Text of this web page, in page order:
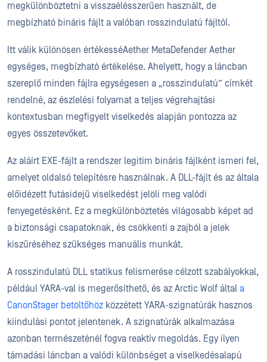
megkülönböztetni a visszaélésszerűen használt, de
megbízható bináris fájlt a valóban rosszindulatú fájltól.
Itt válik különösen értékesséAether MetaDefender Aether
egységes, megbízható értékelése. Ahelyett, hogy a láncban
szereplő minden fájlra egységesen a „rosszindulatú” címkét
rendelné, az észlelési folyamat a teljes végrehajtási
kontextusban megfigyelt viselkedés alapján pontozza az
egyes összetevőket.
Az aláírt EXE-fájlt a rendszer legitim bináris fájlként ismeri fel,
amelyet oldalsó telepítésre használnak. A DLL-fájlt és az általa
előidézett futásidejű viselkedést jelöli meg valódi
fenyegetésként. Ez a megkülönböztetés világosabb képet ad
a biztonsági csapatoknak, és csökkenti a zajból a jelek
kiszűréséhez szükséges manuális munkát.
A rosszindulatú DLL statikus felismerése célzott szabályokkal,
például YARA-val is megerősíthető, és az Arctic Wolf által a
CanonStager betöltőhöz közzétett YARA-szignatúrák hasznos
kiindulási pontot jelentenek. A szignatúrák alkalmazása
azonban természeténél fogva reaktív megoldás. Egy ilyen
támadási láncban a valódi különbséget a viselkedésalapú